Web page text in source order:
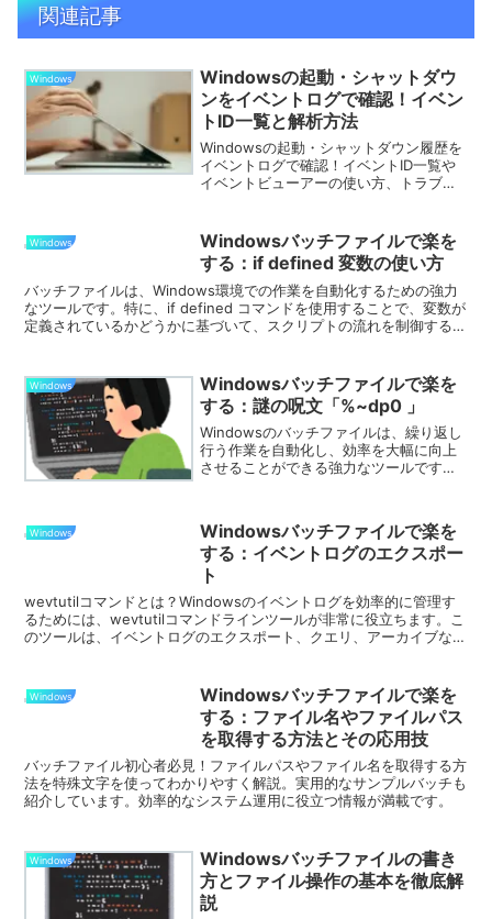
関連記事
Windows
Windowsの起動・シャットダウ
ンをイベントログで確認！イベン
トID一覧と解析方法
Windowsの起動・シャットダウン履歴を
イベントログで確認！イベントID一覧や
イベントビューアーの使い方、トラブル
Windows
Windowsバッチファイルで楽を
する：if defined 変数の使い方
バッチファイルは、Windows環境での作業を自動化するための強力
なツールです。特に、if defined コマンドを使用することで、変数が
定義されているかどうかに基づいて、スクリプトの流れを制御するこ
Windows
Windowsバッチファイルで楽を
する：謎の呪文「%~dp0 」
Windowsのバッチファイルは、繰り返し
行う作業を自動化し、効率を大幅に向上
させることができる強力なツールです。
識と、特に「%~dp0」というパラメータ
の使い方を解説します。
Windows
Windowsバッチファイルで楽を
する：イベントログのエクスポー
ト
wevtutilコマンドとは？Windowsのイベントログを効率的に管理す
るためには、wevtutilコマンドラインツールが非常に役立ちます。こ
のツールは、イベントログのエクスポート、クエリ、アーカイブな
Windows
Windowsバッチファイルで楽を
する：ファイル名やファイルパス
を取得する方法とその応用技
バッチファイル初心者必見！ファイルパスやファイル名を取得する方
法を特殊文字を使ってわかりやすく解説。実用的なサンプルバッチも
紹介しています。効率的なシステム運用に役立つ情報が満載です。
Windows
Windowsバッチファイルの書き
方とファイル操作の基本を徹底解
説